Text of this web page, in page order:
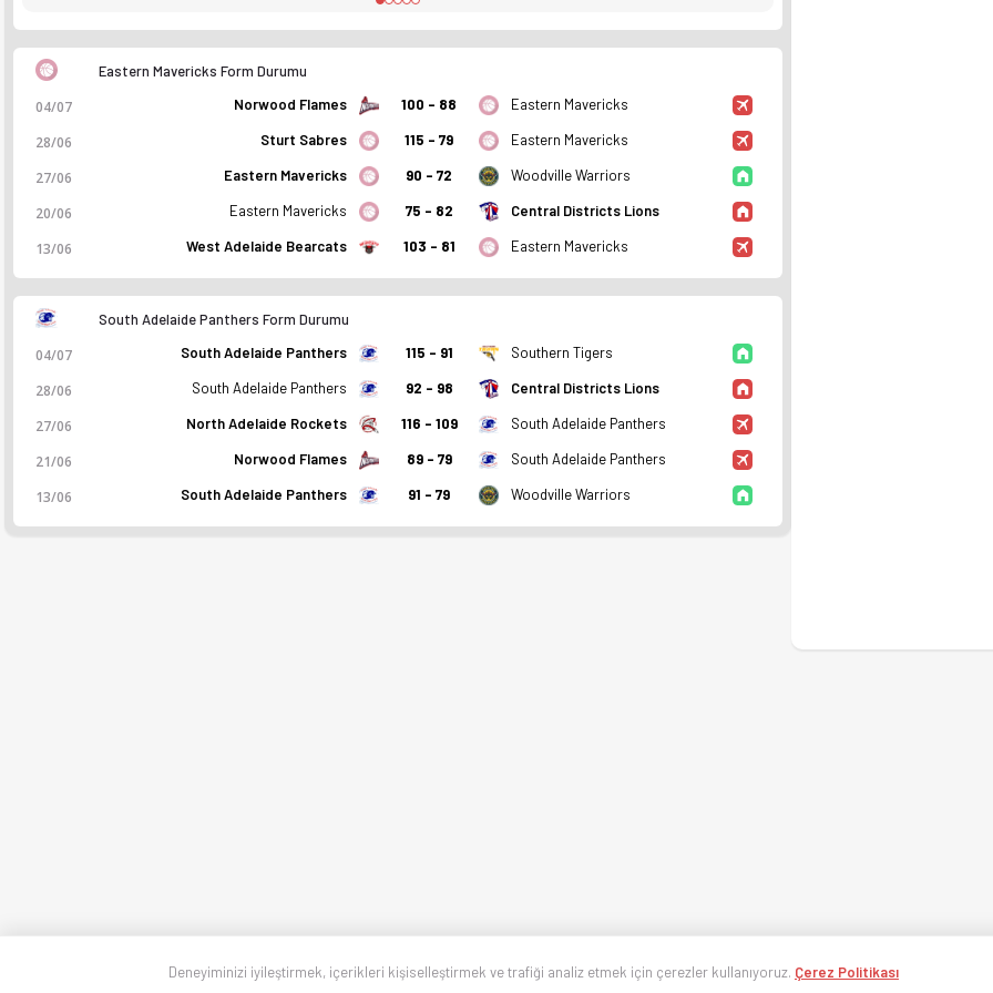
Eastern Mavericks 2026 sezonu kadrosu, maç fikstürü, puan durumu ve istatistiklerini Ofsayt'ta incele. Canlı skor takibi
West Adelaide Bearcats
103 - 81Eastern Mavericks
20/06
Eastern Mavericks
75 - 82Central Districts Lions
M
27/06
Eastern Mavericks
90 - 72Woodville Warriors
G
28/06
Sturt Sabres
115 - 79Eastern Mavericks
04/07
Norwood Flames
- 88
Eastern Mavericks
11/07
Eastern Mavericks
- 101South Adelaide Panthers
Eastern Mavericks Form Durumu
04/07 Norwood Flames 100 - 88 Eastern Mavericks
28/06 Sturt Sabres 115 - 79 Eastern Mavericks
27/06 Eastern Mavericks 90 - 72 Woodville Warriors
20/06 Eastern Mavericks 75 - 82 Central Districts Lions
13/06 West Adelaide Bearcats 103 - 81 Eastern Mavericks
South Adelaide Panthers Form Durumu
04/07 South Adelaide Panthers 115 - 91 Southern Tigers
28/06 South Adelaide Panthers 92 - 98 Central Districts Lions
27/06 North Adelaide Rockets 116 - 109 South Adelaide Panthers
21/06 Norwood Flames 89 - 79 South Adelaide Panthers
13/06 South Adelaide Panthers 91 - 79 Woodville Warriors
Deneyiminizi iyileştirmek, içerikleri kişiselleştirmek ve trafiği analiz etmek için çerezler kullanıyoruz. Çerez Politikası